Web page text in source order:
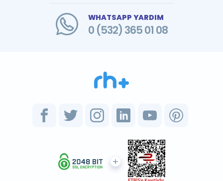
WHATSAPP YARDIM
0 (532) 365 01 08